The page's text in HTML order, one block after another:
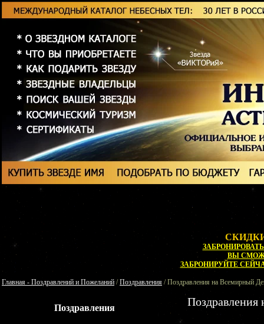
ВЫ
ЗАБРОНИРУЙТЕ
Главная - Поздравлений и Пожеланий /Поздравления / Поздравления на Всемирный
Поздравления